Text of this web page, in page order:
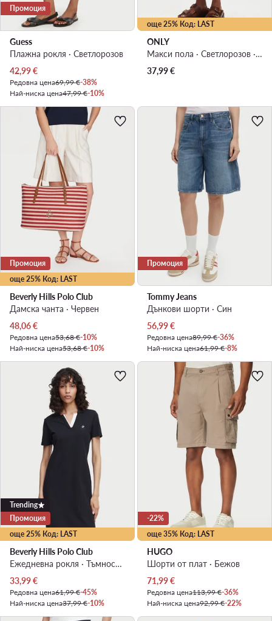
Промоция
Guess
Плажна рокля · Светлорозов
Актуална цена
42,99€
Редовна цена69,99 €-38%
Най-ниска цена47,99 €-10%
още 25% Код: LAST
ONLY
Макси пола · Светлорозов · Макси
37,99€
още 25% Код: LAST
Промоция
Beverly Hills Polo Club
Дамска чанта · Червен
Актуална цена
48,06€
Редовна цена53,68 €-10%
Най-ниска цена53,68 €-10%
Промоция
Tommy Jeans
Дънкови шорти · Син
Актуална цена
56,99€
Редовна цена89,99 €-36%
Най-ниска цена61,99 €-8%
още 25% Код: LAST
Trending
Промоция
Beverly Hills Polo Club
Ежедневна рокля · Тъмносин · Мини
Актуална цена
33,99€
Редовна цена61,99 €-45%
Най-ниска цена37,99 €-10%
още 35% Код: LAST
-22%
HUGO
Шорти от плат · Бежов
Актуална цена
71,99€
Редовна цена113,99 €-36%
Най-ниска цена92,99 €-22%